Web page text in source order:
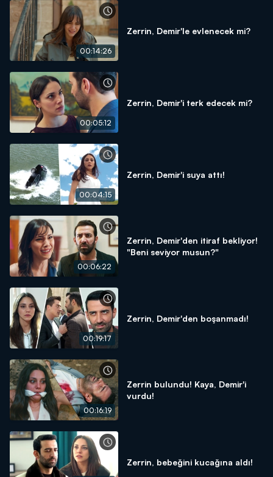
00:14:26
Zerrin, Demir'le evlenecek mi?
00:05:12
Zerrin, Demir'i terk edecek mi?
00:04:15
Zerrin, Demir'i suya attı!
00:06:22
Zerrin, Demir'den itiraf bekliyor!
"Beni seviyor musun?"
00:19:17
Zerrin, Demir'den boşanmadı!
00:16:19
Zerrin bulundu! Kaya, Demir'i
vurdu!
Zerrin, bebeğini kucağına aldı!